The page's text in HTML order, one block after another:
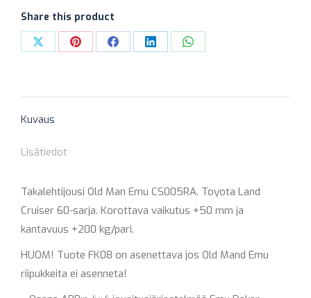
50
MM
(KANTAVAMPI)
Share this product
Share Share Share Share Share
Kuvaus
Lisätiedot
Takalehtijousi Old Man Emu CS005RA. Toyota Land
Cruiser 60-sarja. Korottava vaikutus +50 mm ja
kantavuus +200 kg/pari.
HUOM! Tuote FK08 on asenettava jos Old Mand Emu
riipukkeita ei asenneta!